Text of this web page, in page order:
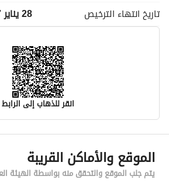
تاريخ انتهاء الترخيص 28 يناير 2027
انقر للذهاب إلى الرابط
معلومات مسؤول الإعلان
اسم المسؤول
خالد براهيم
الموقع والأماكن القريبة
يتم جلب الموقع والتحقق منه بواسطة الهيئة